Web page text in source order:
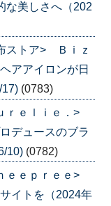
美しさへ（202
ストア> Ｂｉｚ
アアイロンが日
(0783)
ｒｅｌｉｅ．>
デュースのブラ
10) (0782)
ｅｅｐｒｅｅ>
イトを（2024年